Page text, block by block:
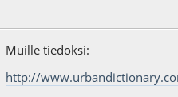
Muille tiedoksi:
http://